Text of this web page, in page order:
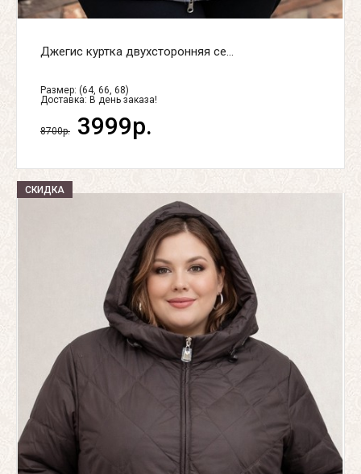
Джегис куртка двухсторонняя се...
Размер: (64, 66, 68)
Доставка: В день заказа!
8700р. 3999р.
СКИДКА